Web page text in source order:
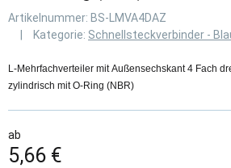
Artikelnummer: BS-LMVA4DAZ
Kategorie: Schnellsteckverbinder -
L-Mehrfachverteiler mit Außensechskant 4 Fach
zylindrisch mit O-Ring (NBR)
ab
5,66 €